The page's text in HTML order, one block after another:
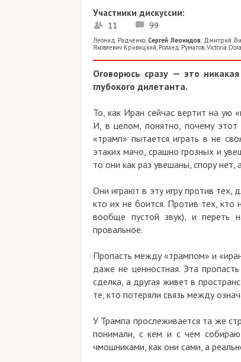
Участники дискуссии:
11 99
Леонид Радченко, Сергей Леонидов, Дмитрий
Яковлевич Кривицкий, Роланд Руматов,Victoria
Оговорюсь сразу — это
глубокого дилетанта.
То, как Иран сейчас вертит на ую
И, в целом, понятно, почему этот
«трамп» пытается играть в не
этаких мачо, срашно грозных и
то они как раз увешаны, спору
Они играют в эту игру против тех,
кто их не боится. Против тех, кто
вообще пустой звук), и переть
провальное.
Пропасть между «трампом» и
даже не ценностная. Эта
сделка, а другая живет в
те, кто потеряли связь между
У Трампа прослеживается та же
понимали, с кем и с чем
чмошниками, как они сами, а